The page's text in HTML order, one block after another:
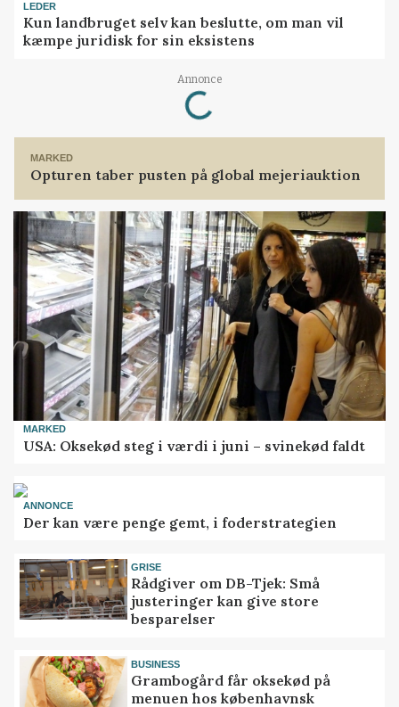
LEDER
Kun landbruget selv kan beslutte, om man vil
kæmpe juridisk for sin eksistens
Annonce
Loading...
MARKED
Opturen taber pusten på global mejeriauktion
MARKED
USA: Oksekød steg i værdi i juni – svinekød faldt
ANNONCE
Der kan være penge gemt, i foderstrategien
GRISE
Rådgiver om DB-Tjek: Små
justeringer kan give store
besparelser
BUSINESS
Grambogård får oksekød på
menuen hos københavnsk